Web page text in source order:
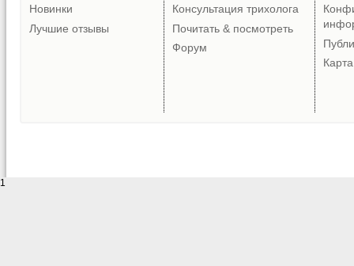
Новинки
Лучшие отзывы
Консультация трихолога
Почитать & посмотреть
Форум
1